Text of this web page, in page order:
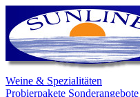
Weine & Spezialitäten
Probierpakete Sonderangebote